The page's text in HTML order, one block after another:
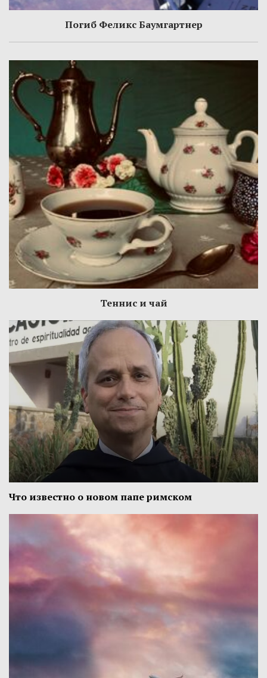
Погиб Феликс Баумгартнер
Теннис и чай
Что известно о новом папе римском